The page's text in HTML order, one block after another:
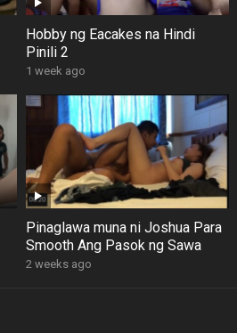
Hobby ng Eacakes na Hindi
Pinili 2
1 week ago
Pinaglawa muna ni Joshua Para
Smooth Ang Pasok ng Sawa
2 weeks ago